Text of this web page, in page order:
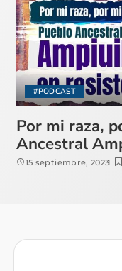
#PODCAST
Por mi raza,
Ancestral
15 septiembre, 2023